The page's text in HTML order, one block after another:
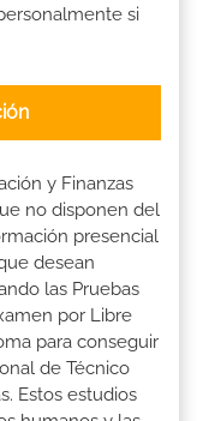
si
y Finanzas
no disponen del
presencial
desean
las Pruebas
por Libre
para conseguir
de Técnico
Estos estudios